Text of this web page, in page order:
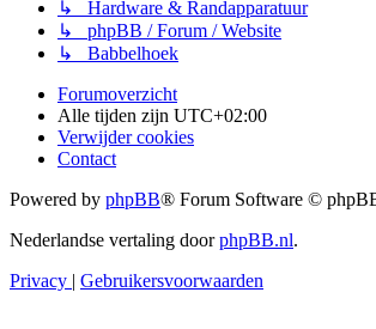
↳ Hardware & Randapparatuur
↳ phpBB / Forum / Website
↳ Babbelhoek
Forumoverzicht
Alle tijden zijn UTC+02:00
Verwijder cookies
Contact
Powered by phpBB® Forum Software ©
Nederlandse vertaling doorphpBB.nl.
Privacy | Gebruikersvoorwaarden